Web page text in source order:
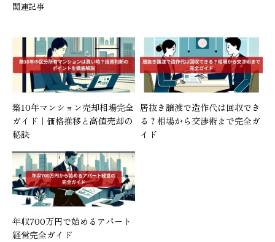
関連記事
築10年マンション売却相場完全
ガイド｜価格推移と高値売却の
秘訣
居抜き譲渡で造作代は回収でき
る？相場から交渉術まで完全ガ
イド
年収700万円で始めるアパート
経営完全ガイド